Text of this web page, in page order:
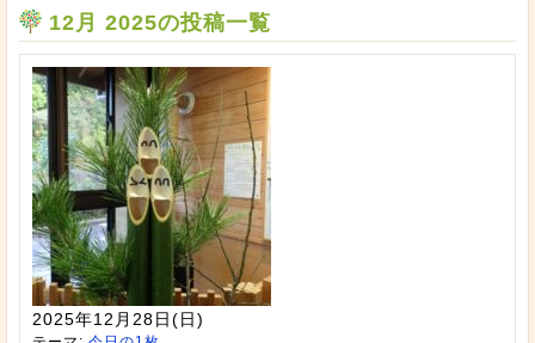
12月 2025の投稿一覧
2025年12月28日(日)